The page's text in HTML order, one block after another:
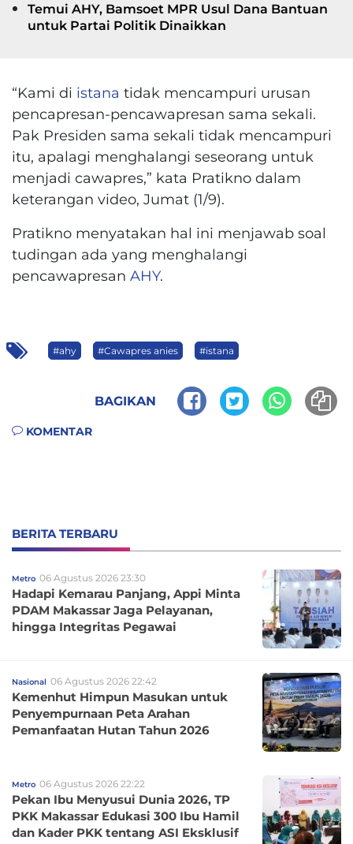
Temui AHY, Bamsoet MPR Usul Dana Bantuan
untuk Partai Politik Dinaikkan
“Kami di istana tidak mencampuri urusan
pencapresan-pencawapresan sama sekali.
Pak Presiden sama sekali tidak mencampuri
itu, apalagi menghalangi seseorang untuk
menjadi cawapres,” kata Pratikno dalam
keterangan video, Jumat (1/9).
Pratikno menyatakan hal ini menjawab soal
tudingan ada yang menghalangi
pencawapresan AHY.
#ahy #Cawapres anies #istana
BAGIKAN
KOMENTAR
BERITA TERBARU
Metro 06 Agustus 2026 23:30
Hadapi Kemarau Panjang, Appi Minta
PDAM Makassar Jaga Pelayanan,
hingga Integritas Pegawai
Nasional 06 Agustus 2026 22:42
Kemenhut Himpun Masukan untuk
Penyempurnaan Peta Arahan
Pemanfaatan Hutan Tahun 2026
Metro 06 Agustus 2026 22:22
Pekan Ibu Menyusui Dunia 2026, TP
PKK Makassar Edukasi 300 Ibu Hamil
dan Kader PKK tentang ASI Eksklusif